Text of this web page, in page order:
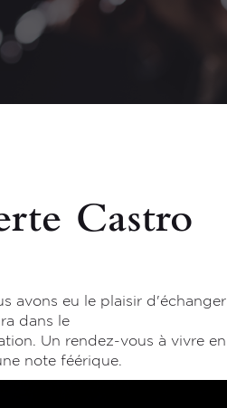
Castro
avons eu le plaisir d'échanger
dans le
Un rendez-vous à vivre en
note féérique.